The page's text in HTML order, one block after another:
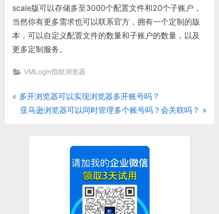
scale版可以存储多至3000个配置文件和20个子账户，
当然你有更多需求也可以联系官方，拥有一个定制的版
本，可以自定义配置文件的数量和子账户的数量，以及
更多定制服务。
VMLogin指纹浏览器
文
P
r
多开浏览器可以实现浏览器多开账号吗？
N
亚马逊浏览器可以同时管理多个账号吗？会关联吗？